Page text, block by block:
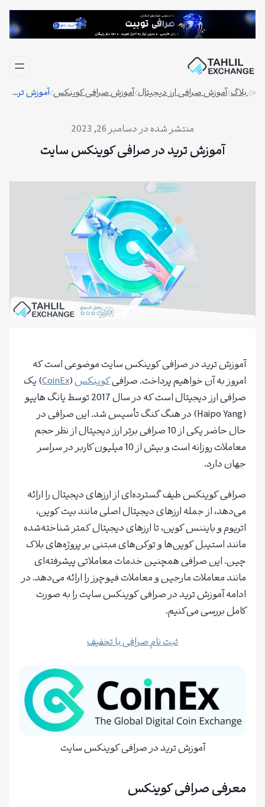
رفتن
بلاگ آموزش صرافی ارز دیجیتال آموزش صرافی کوینکس آموزش ترید در صرافی کوینکس سایت
دسامبر 26, 2023
آموزش ترید در صرافی کوینکس سایت
آموزش ترید در صرافی کوینکس سایت موضوعی است که
امروز به آن خواهیم پرداخت. صرافیکوینکس(
CoinEx) یک
صرافی ارز دیجیتال است که در سال 2017 توسط یانگ هایپو
(Haipo Yang) در هنگ کنگ تأسیس شد. این صرافی در
حال حاضر یکی از 10 صرافی برتر ارز دیجیتال از نظر حجم
معاملات روزانه است و بیش از 10 میلیون کاربر در سراسر
جهان دارد.
صرافی کوینکس طیف گسترده‌ای از ارزهای دیجیتال را ارائه
می‌دهد، از جمله ارزهای دیجیتال اصلی مانند بیت کوین،
اتریوم و بایننس کوین، تا ارزهای دیجیتال کمتر شناخته‌شده
مانند استیبل کوین‌ها و توکن‌های مبتنی بر پروژه‌های بلاک
چین. این صرافی همچنین خدمات معاملاتی پیشرفته‌ای
مانند معاملات مارجین و معاملات فیوچرز را ارائه می‌دهد. در
ادامه آموزش ترید در صرافی کوینکس سایت را به صورت
کامل بررسی می‌کنیم.
ثبت نام صرافی با تخفیف
آموزش ترید در صرافی کوینکس سایت
معرفی صرافی کوینکس